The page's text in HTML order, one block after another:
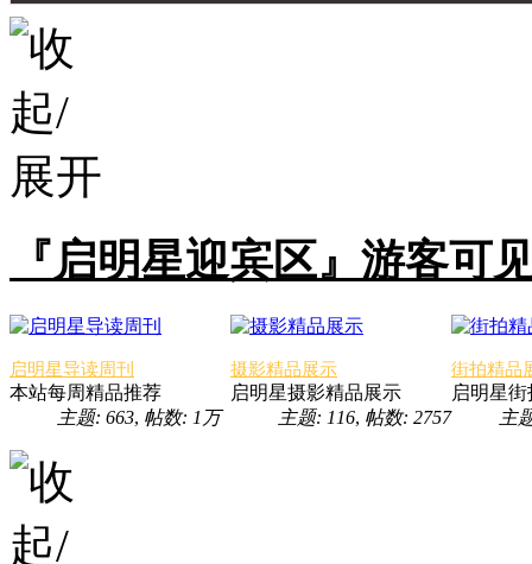
『启明星迎宾区』游客可
启明星导读周刊
本站每周精品推荐
主题: 663, 帖数: 1万
摄影精品展示
启明星摄影精品展示
主题: 116, 帖数: 2757
街拍精品
启明星
主